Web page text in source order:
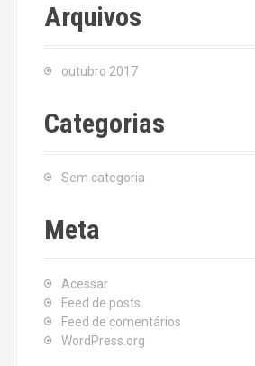
Arquivos
outubro 2017
Categorias
Sem categoria
Meta
Acessar
Feed de posts
Feed de comentários
WordPress.org